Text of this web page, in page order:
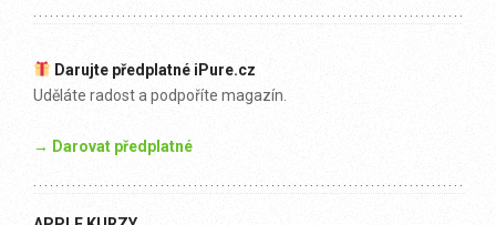
Darujte předplatné iPure.cz
Uděláte radost a podpoříte magazín.
→ Darovat předplatné